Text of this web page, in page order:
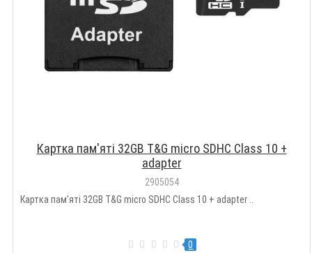
Картка пам'яті 32GB T&G micro SDHC Class 10 +
adapter
2905054
Картка пам'яті 32GB T&G micro SDHC Class 10 + adapter ..
0